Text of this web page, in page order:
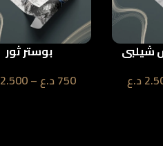
شيلبي
د.ع
بوستر ثور
750د.ع–
2.500